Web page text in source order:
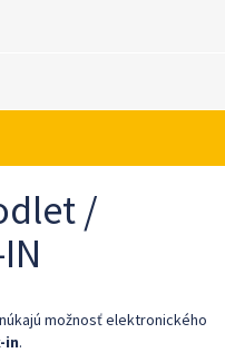
/
možnosť elektronického
in.